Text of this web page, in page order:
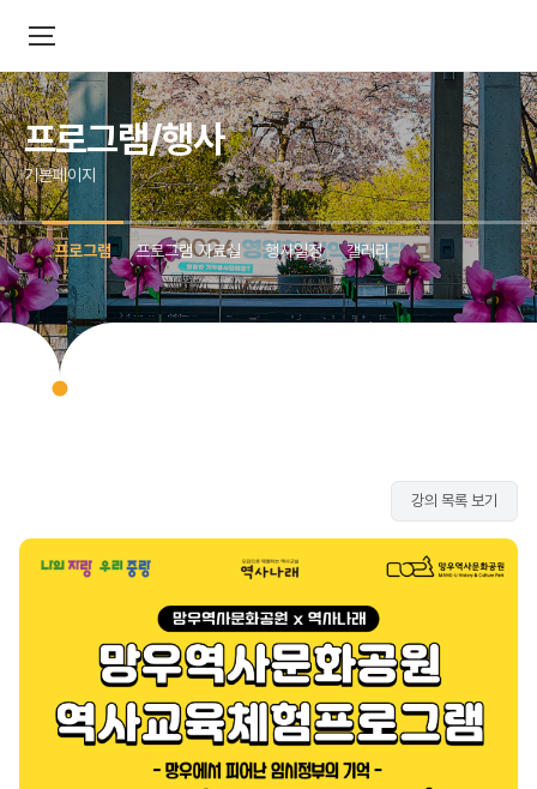
프로그램 프로그램 자료실 행사일정 갤러리
프로그램/행사
기본페이지
강의 목록 보기